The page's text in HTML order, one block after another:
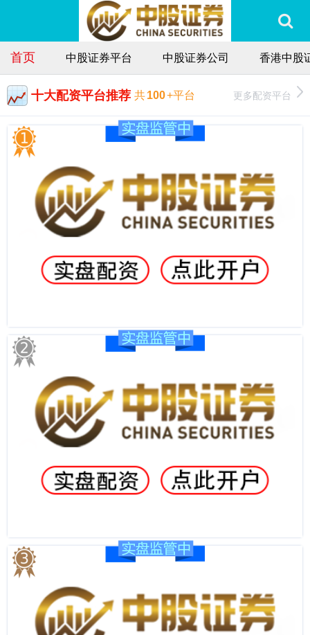
首页 中股证券平台 中股证券公司 香港中股
十大配资平台推荐 共100+平台 更多配资平台